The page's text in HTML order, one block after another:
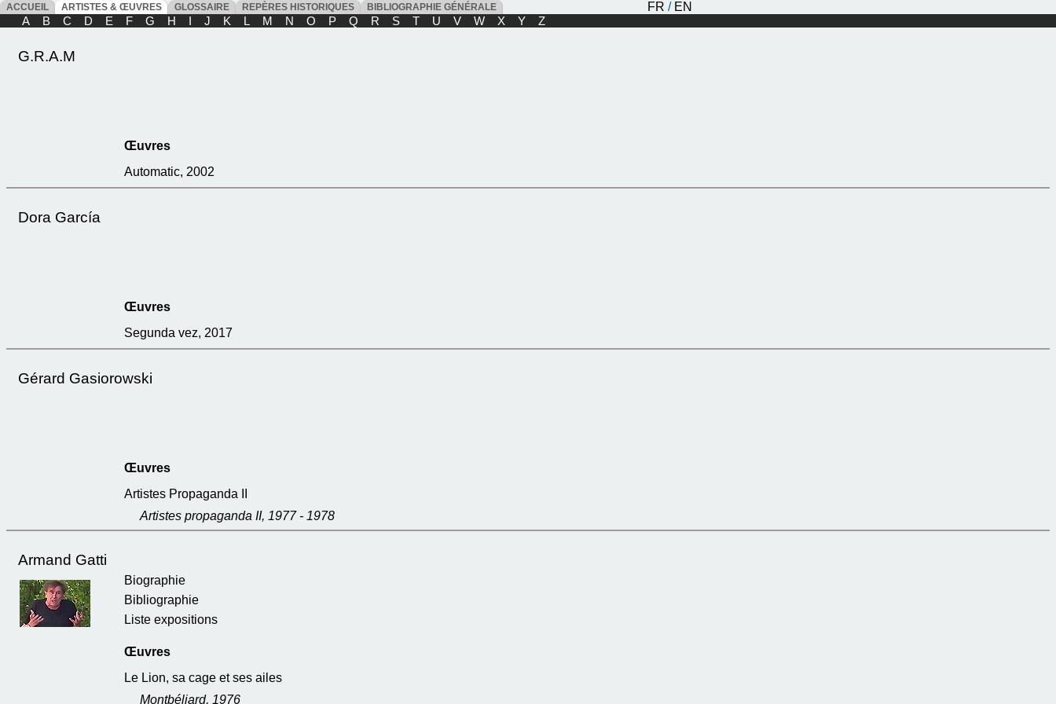
ACCUEIL ARTISTES & ŒUVRES GLOSSAIRE REPÈRES HISTORIQUES BIBLIOGRAPHIE GÉNÉRALE FR / EN
A
B C D E F G H I J K L M N O P Q R S T U V W X Y Z